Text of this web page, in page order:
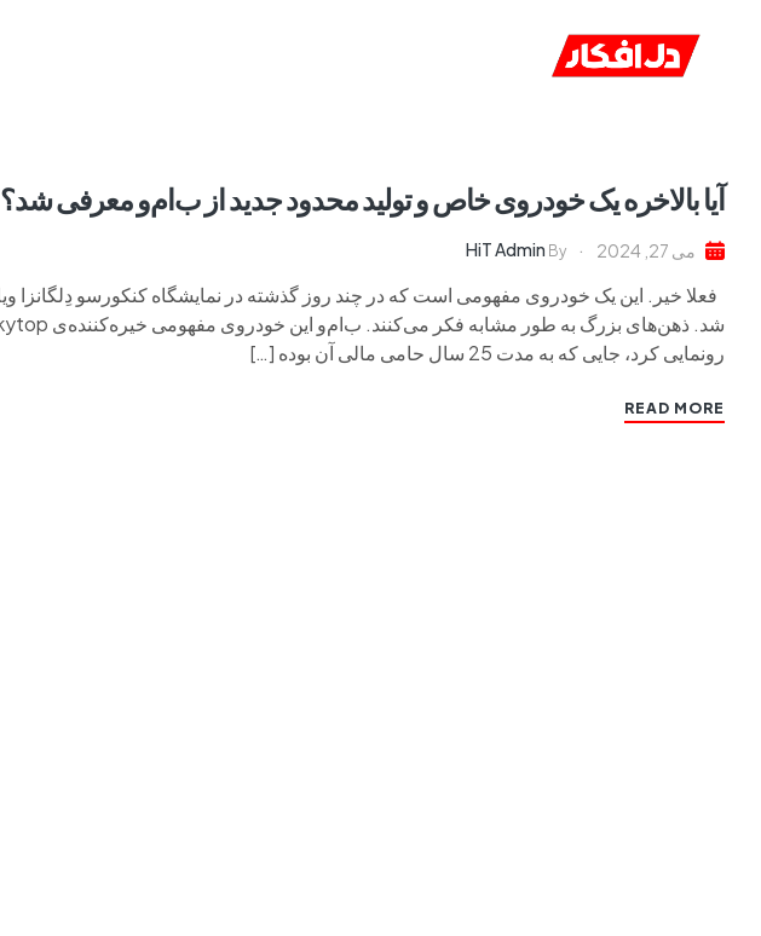
آیا بالاخره یک خودروی خاص و تولید محدود جدید از ب‌ام‌و معرفی شد؟
می 27, 2024 By
HiT Admin
رونمایی کرد، جایی که به مدت 25 سال حامی مالی آن بوده […]
READ MORE